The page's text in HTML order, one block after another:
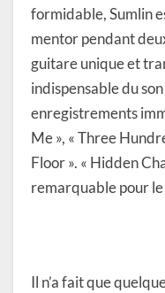
formidable, Sumlin
mentor pendant
guitare unique et
indispensable du
enregistrements
Me », « Three
Floor ». « Hidden
remarquable pour le
Il n’a fait que